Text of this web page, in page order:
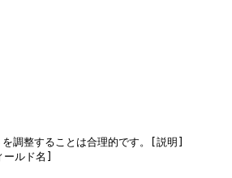
調整することは合理的です。[説明]
ド名]